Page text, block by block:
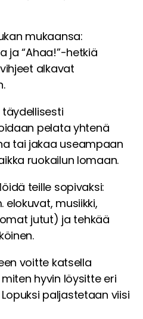
mukaansa:
ja “Ahaa!”-hetkiä
alkavat
pelata yhtenä
tai jakaa useampaan
ruokailun lomaan.
teille sopivaksi:
musiikki,
jutut) ja tehkää
voitte katsella
hyvin löysitte eri
paljastetaan viisi